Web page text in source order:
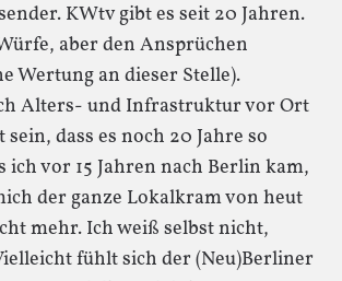
KWtv gibt es seit 20 Jahren.
aber den Ansprüchen
Wertung an dieser Stelle).
Alters- und Infrastruktur vor Ort
sein, dass es noch 20 Jahre so
vor 15 Jahren nach Berlin kam,
der ganze Lokalkram von heut
mehr. Ich weiß selbst nicht,
fühlt sich der (Neu)Berliner